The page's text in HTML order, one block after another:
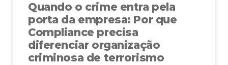
Quando o crime entra pela
porta da empresa: Por que
Compliance precisa
diferenciar organização
criminosa de terrorismo